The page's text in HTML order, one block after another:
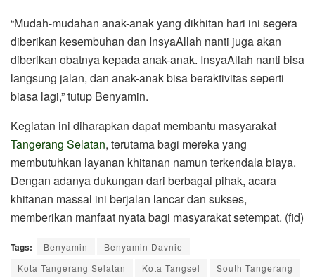
“Mudah-mudahan anak-anak yang dikhitan hari ini segera
diberikan kesembuhan dan InsyaAllah nanti juga akan
diberikan obatnya kepada anak-anak. InsyaAllah nanti bisa
langsung jalan, dan anak-anak bisa beraktivitas seperti
biasa lagi,” tutup Benyamin.
Kegiatan ini diharapkan dapat membantu masyarakat
Tangerang Selatan, terutama bagi mereka yang
membutuhkan layanan khitanan namun terkendala biaya.
Dengan adanya dukungan dari berbagai pihak, acara
khitanan massal ini berjalan lancar dan sukses,
memberikan manfaat nyata bagi masyarakat setempat. (fid)
Tags: Benyamin
Benyamin Davnie
Kota Tangerang Selatan
Kota Tangsel
South Tangerang